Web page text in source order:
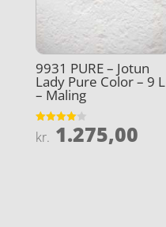
9931 PURE – Jotun
Lady Pure Color – 9 L
– Maling
Vurderet
4
kr. 1.275,00